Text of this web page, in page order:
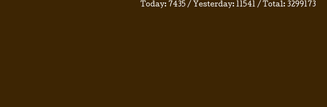
Today: 7435 / Yesterday: 11541 / Total: 3299173